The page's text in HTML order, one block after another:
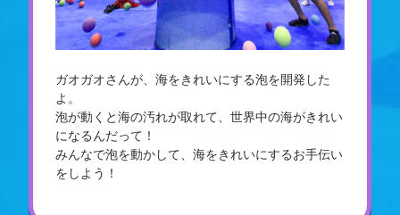
ガオガオさんが、海をきれいにする泡を開発した
よ。
泡が動くと海の汚れが取れて、世界中の海がきれい
になるんだって！
みんなで泡を動かして、海をきれいにするお手伝い
をしよう！